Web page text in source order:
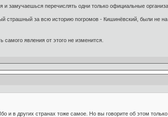
замучаешься перечислять одни только официальные
страшный за всю историю погромов - Кишинёвский, были не
самого явления от этого не изменится.
и в других странах тоже самое. Но вы говорите об этом